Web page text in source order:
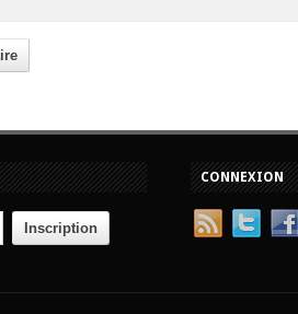
CONNEXION